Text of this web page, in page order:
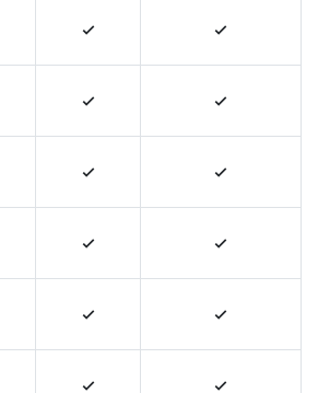
4 4
4 4
4 4
4 4
4 4
4 4